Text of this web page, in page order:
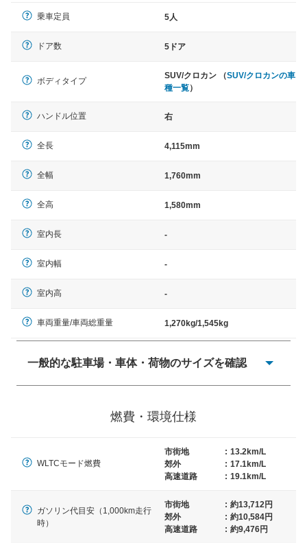
乗車定員 5人
ドア数 5ドア
ボディタイプ
SUV/クロカン （SUV/クロカンの車
種一覧）
ハンドル位置 右
全長 4,115mm
全幅 1,760mm
全高 1,580mm
室内長 -
室内幅 -
室内高 -
車両重量/車両総重量 1,270kg/1,545kg
一般的な駐車場・車体・荷物のサイズを確認
× 長さ 5,000mm 車路幅 5,000mmというサイズが標準値
燃費・環境仕様
WLTCモード燃費
市街地 : 13.2km/L
郊外
: 17.1km/L
高速道路
: 19.1km/L
ガソリン代目安（1,000km走行
時）
市街地 : 約13,712円
郊外
: 約10,584円
高速道路
: 約9,476円